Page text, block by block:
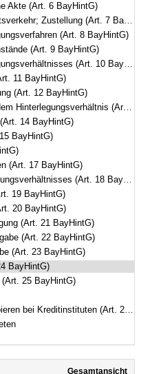
Akte (Art. 6 BayHintG)
Zustellung (Art. 7 BayHintG)
(Art. 8 BayHintG)
(Art. 9 BayHintG)
(Art. 10 BayHintG)
11 BayHintG)
(Art. 12 BayHintG)
(Art. 13 BayHintG)
14 BayHintG)
BayHintG)
(Art. 17 BayHintG)
(Art. 18 BayHintG)
19 BayHintG)
20 BayHintG)
(Art. 21 BayHintG)
(Art. 22 BayHintG)
(Art. 23 BayHintG)
BayHintG)
25 BayHintG)
Kreditinstituten (Art. 27 BayHintG)
Gesamtansicht